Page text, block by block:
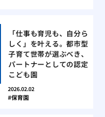
「仕事も育児も、自分ら
しく」を叶える。都市型
子育て世帯が選ぶべき、
パートナーとしての認定
こども園
2026.02.02
保育園